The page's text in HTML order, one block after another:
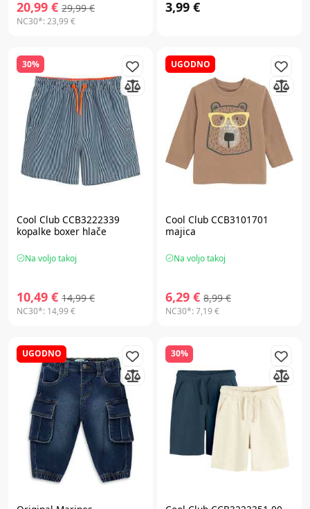
20,99 € 29,99 €
NC30*:23,99 €
3,99 €
30%
Cool Club CCB3222339
kopalke boxer hlače
Na voljo takoj
10,49 € 14,99 €
NC30*: 14,99 €
UGODNO
Cool Club CCB3101701
majica
Na voljo takoj
6,29 € 8,99 €
NC30*:7,19 €
UGODNO 30%